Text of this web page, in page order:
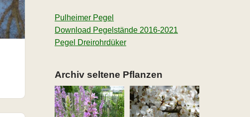
Pulheimer Pegel
Download Pegelstände 2016-2021
Pegel Dreirohrdüker
Archiv seltene Pflanzen